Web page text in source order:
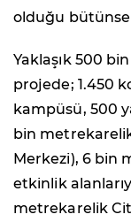
olduğu
Yaklaşık 500
projede; 1.450
kampüsü, 500
bin
Merkezi), 6 bin
etkinlik
metrekarelik